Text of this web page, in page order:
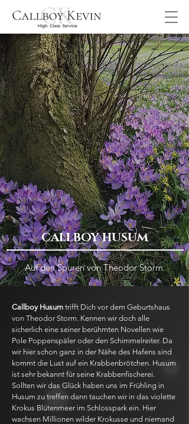
CALLBOY HUSUM
Auf den Spuren von Theodor Storm.
Callboy Husum trifft Dich vor dem Geburtshaus
von Theodor Storm. Kennen wir doch alle
sicherlich eine seiner berühmten Novellen wie
Pole Poppenspäler oder den Schimmelreiter. Da
wir hier schon ganz in der Nähe des Hafens sind
kommt die Lust auf ein Krabbenbrötchen. Husum
ist sehr bekannt für seine Krabbenfischerei.
Sollten wir das Glück haben uns im Frühling in
Husum zu treffen dann tauchen wir in das violette
Krokus Blütenmeer im Schlosspark ein. Hier
wachsen Millionen wilder Krokusse und niemand